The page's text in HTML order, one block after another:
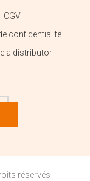
CGV
confidentialité
a distributor
réservés